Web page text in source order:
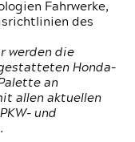
Fahrwerke,
des
werden die
Honda-
an
allen aktuellen
und